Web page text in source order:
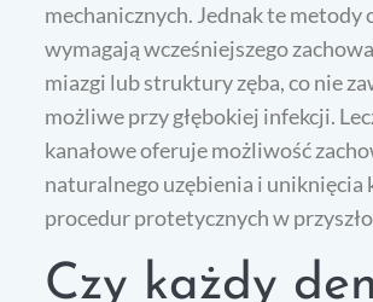
mechanicznych. Jednak te metody
wymagają wcześniejszego
miazgi lub struktury zęba, co nie
możliwe przy głębokiej infekcji.
kanałowe oferuje możliwość
naturalnego uzębienia i uniknięcia
procedur protetycznych w
Czy każdy